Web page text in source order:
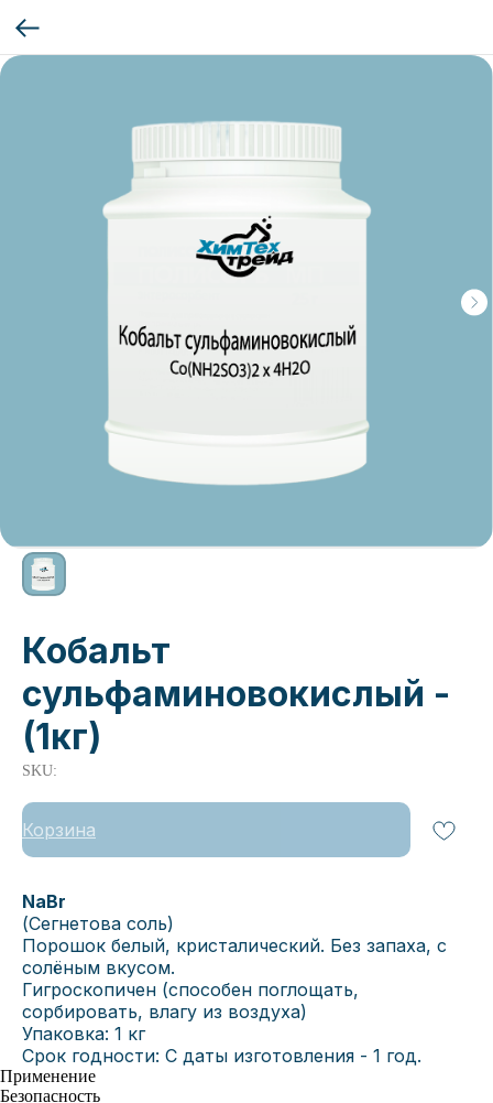
Кобальт
сульфаминовокислый -
(1кг)
SKU:
Корзина
NaBr
(Сегнетова соль)
Порошок белый, кристалический. Без запаха, с
солёным вкусом.
Гигроскопичен (способен поглощать,
сорбировать, влагу из воздуха)
Упаковка: 1 кг
Срок годности: С даты изготовления - 1 год.
Применение
Безопасность